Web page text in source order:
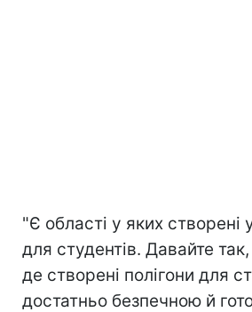
"Є області у яких створені
для студентів. Давайте
де створені полігони для
достатньо безпечною й